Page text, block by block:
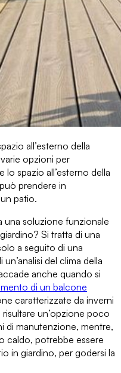
all’esterno della
opzioni per
lo spazio all’esterno della
prendere in
patio.
una soluzione funzionale
Si tratta di una
a seguito di una
del clima della
anche quando si
di un balcone
caratterizzate da inverni
un’opzione poco
di manutenzione, mentre,
caldo, potrebbe essere
in giardino, per godersi la